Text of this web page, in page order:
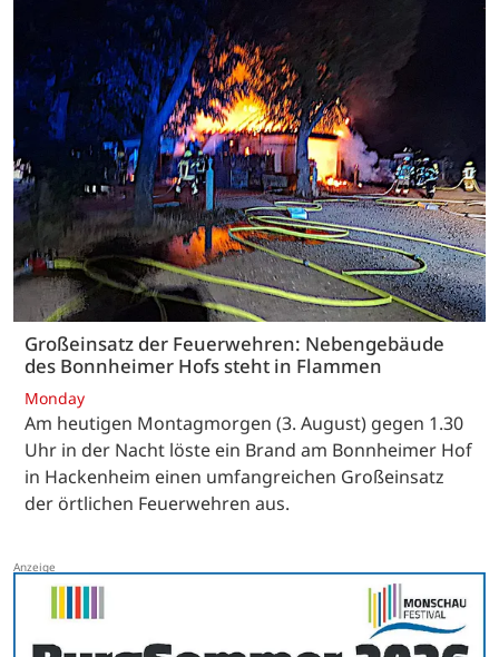
Großeinsatz der Feuerwehren: Nebengebäude
des Bonnheimer Hofs steht in Flammen
Monday
Am heutigen Montagmorgen (3. August) gegen 1.30
Uhr in der Nacht löste ein Brand am Bonnheimer Hof
in Hackenheim einen umfangreichen Großeinsatz
der örtlichen Feuerwehren aus.